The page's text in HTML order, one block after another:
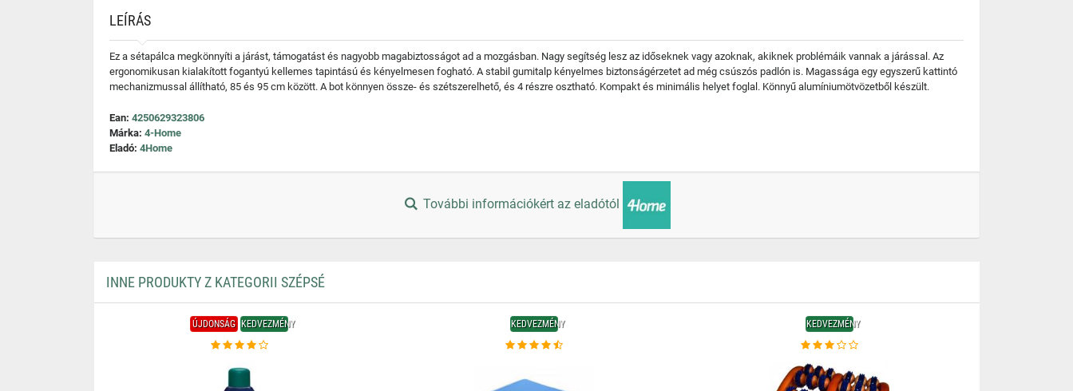
LEÍRÁS
Ez a sétapálca megkönnyíti a járást, támogatást és nagyobb magabiztosságot ad a mozgásban. Nagy segítség lesz az időseknek vagy azoknak, akiknek problémáik vannak a járással. Az
ergonomikusan kialakított fogantyú kellemes tapintású és kényelmesen fogható. A stabil gumitalp kényelmes biztonságérzetet ad még csúszós padlón is. Magassága egy egyszerű kattintó
mechanizmussal állítható, 85 és 95 cm között. A bot könnyen össze- és szétszerelhető, és 4 részre osztható. Kompakt és minimális helyet foglal. Könnyű alumíniumötvözetből készült.
Ean: 4250629323806
Márka: 4-Home
Eladó: 4Home
További információkért az eladótól
INNE PRODUKTY Z KATEGORII SZÉPSÉ
ÚJDONSÁG KEDVEZMÉNY KEDVEZMÉNY KEDVEZMÉNY